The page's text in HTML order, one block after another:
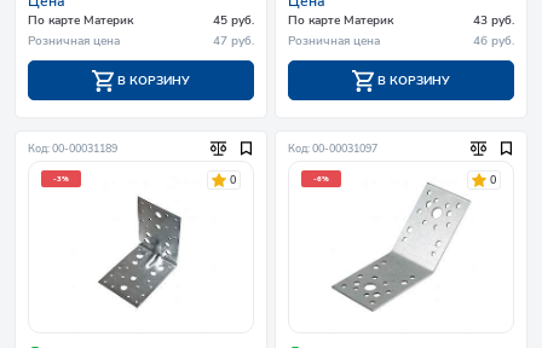
По карте Материк
45 руб.
Розничная цена
47 руб.
В КОРЗИНУ
По карте Материк
43 руб.
Розничная цена
46 руб.
В КОРЗИНУ
Код: 00-00031189
-3% 0
Код: 00-00031097
-6% 0